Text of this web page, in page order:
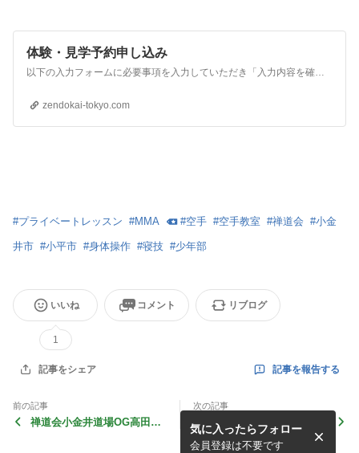
体験・見学予約申し込み
以下の入力フォームに必要事項を入力していただき「入力内容を確認」ボタンを押してください。※の必須項目は必ずご入力ください。
zendokai-tokyo.com
#プライベートレッスン #MMA #空手 #空手教室 #禅道会 #小金
井市 #小平市 #身体操作 #寝技 #少年部
いいね
1
コメント リブログ
記事をシェア 記事を報告する
前の記事
禅道会小金井道場OG高田暖
次の記事
GW休館および西川プライベ
ートレッスンのお知らせ
気に入ったらフォロー
会員登録は不要です